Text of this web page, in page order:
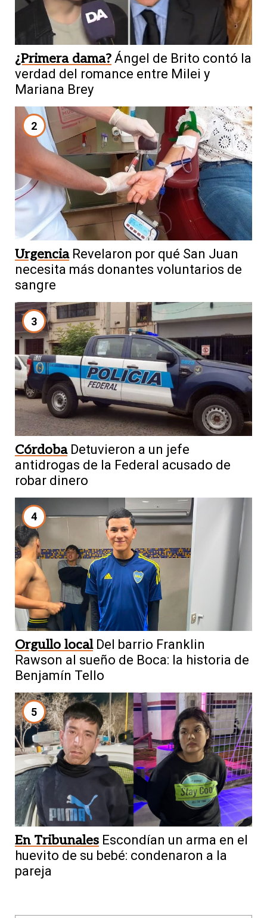
¿Primera dama? Ángel de Brito contó la
verdad del romance entre Milei y
Mariana Brey
2
Urgencia Revelaron por qué San Juan
necesita más donantes voluntarios de
sangre
3
Córdoba Detuvieron a un jefe
antidrogas de la Federal acusado de
robar dinero
4
Orgullo local Del barrio Franklin
Rawson al sueño de Boca: la historia de
Benjamín Tello
5
En Tribunales Escondían un arma en el
huevito de su bebé: condenaron a la
pareja